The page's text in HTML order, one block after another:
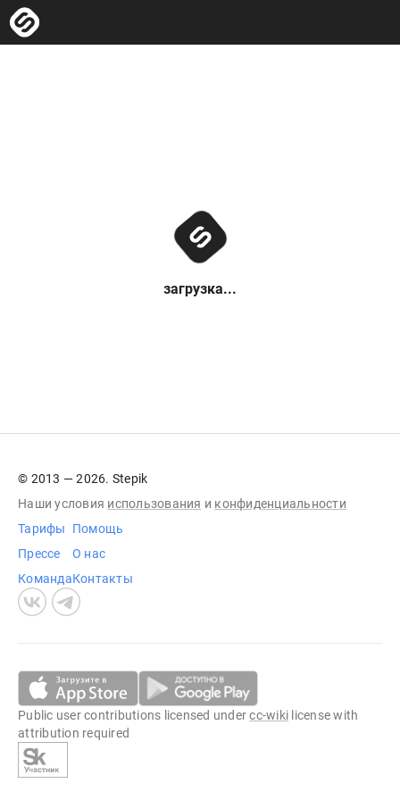
загрузка...
© 2013 — 2026. Stepik
Наши условия использования и конфиденциальности
Тарифы
Прессе
Команда
Помощь
О нас
Контакты
Public user contributions licensed undercc-wiki license with
attribution required